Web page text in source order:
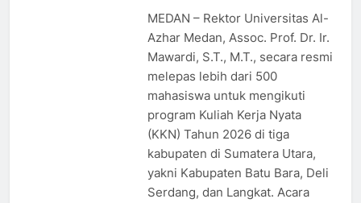
MEDAN – Rektor Universitas Al-
Azhar Medan, Assoc. Prof. Dr. Ir.
Mawardi, S.T., M.T., secara resmi
melepas lebih dari 500
mahasiswa untuk mengikuti
program Kuliah Kerja Nyata
(KKN) Tahun 2026 di tiga
kabupaten di Sumatera Utara,
yakni Kabupaten Batu Bara, Deli
Serdang, dan Langkat. Acara